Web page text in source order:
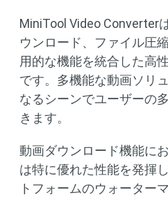
MiniTool Video Converter
ウンロード、ファイル圧
用的な機能を統合した高
です。多機能な動画ソリ
なるシーンでユーザーの
きます。
動画ダウンロード機能に
は特に優れた性能を発揮
トフォームのウォーター